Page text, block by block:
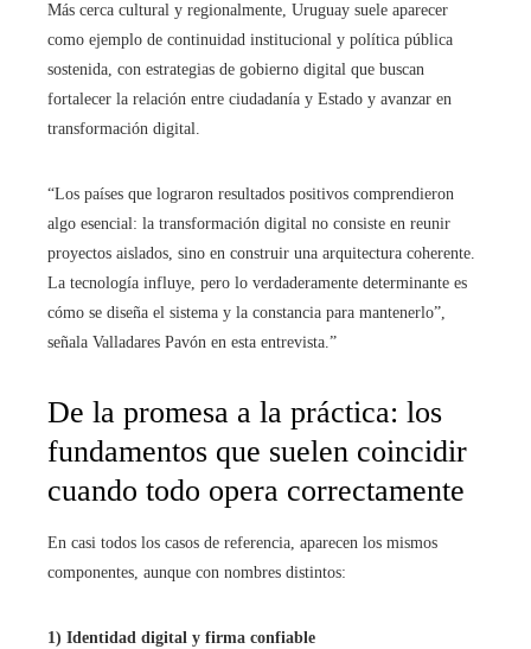
Más cerca cultural y regionalmente, Uruguay suele aparecer
como ejemplo de continuidad institucional y política pública
sostenida, con estrategias de gobierno digital que buscan
fortalecer la relación entre ciudadanía y Estado y avanzar en
transformación digital.
“Los países que lograron resultados positivos comprendieron
algo esencial: la transformación digital no consiste en reunir
proyectos aislados, sino en construir una arquitectura coherente.
La tecnología influye, pero lo verdaderamente determinante es
cómo se diseña el sistema y la constancia para mantenerlo”,
señala Valladares Pavón en esta entrevista.”
De la promesa a la práctica: los
fundamentos que suelen coincidir
cuando todo opera correctamente
En casi todos los casos de referencia, aparecen los mismos
componentes, aunque con nombres distintos:
1) Identidad digital y firma confiable